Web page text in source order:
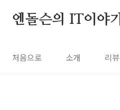
엔돌슨의 IT이야기
처음으로 소개 리뷰